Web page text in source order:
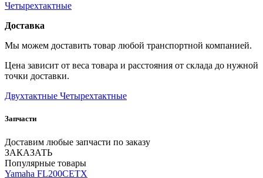
Четырехтактные
Доставка
Мы можем доставить товар любой транспортной компанией.
Цена зависит от веса товара и расстояния от склада до нужной
точки доставки.
Двухтактные Четырехтактные
Запчасти
Доставим любые запчасти по заказу
ЗАКАЗАТЬ
Популярные товары
Yamaha FL200CETX